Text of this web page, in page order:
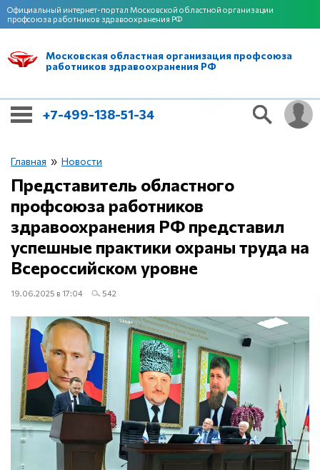
Официальный интернет-портал Московской областной организации
профсоюза работников здравоохранения РФ
Московская областная организация профсоюза
работников здравоохранения РФ
+7-499-138-51-34
Главная » Новости
Представитель областного
профсоюза работников
здравоохранения РФ представил
успешные практики охраны труда на
Всероссийском уровне
19.06.2025 в 17:04 542